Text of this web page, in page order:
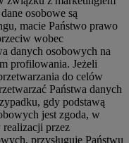
osobowe są
macie Państwo prawo
wobec
danych osobowych na
profilowania. Jeżeli
do celów
Państwa danych
gdy podstawą
jest zgoda, w
przez
przysługuje Państwu